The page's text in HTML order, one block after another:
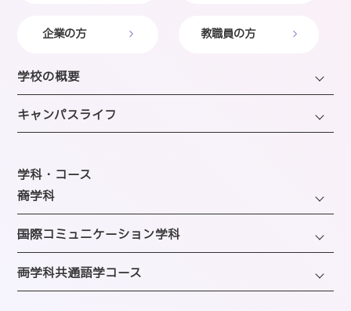
企業の方 教職員の方
学校の概要
学長・理事長挨拶
建学の精神・沿革・校歌
SAIJOの特徴
選ばれる理由
教員紹介
アクセス
キャンパスライフ
年間スケジュール
施設のご紹介
図書館
クラブ＆サークルのご案内
海外留学制度
学科・コース
─商学科
ファッション・トレンドコース
ビューティーホスピタリティコース
経営・マーケティングコース
─国際コミュニケーション学科
観光・エンターテインメントコース
企画・地域ブランディングコース
─両学科共通語学コース